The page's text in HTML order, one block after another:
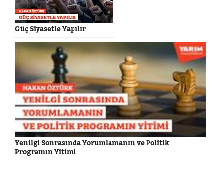
Güç Siyasetle Yapılır
Yenilgi Sonrasında Yorumlamanın ve Politik
Programın Yitimi